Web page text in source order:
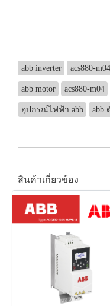
abb inverter acs880-
abb motor acs880-m04
อุปกรณ์ไฟฟ้า abb abb
สินค้าเกี่ยวข้อง